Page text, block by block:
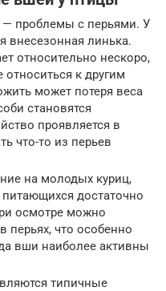
— проблемы с перьями. У
внесезонная линька.
относительно нескоро,
относиться к другим
может потеря веса
становятся
проявляется в
что-то из перьев
на молодых куриц,
достаточно
осмотре можно
перьях, что особенно
вши наиболее активны
типичные